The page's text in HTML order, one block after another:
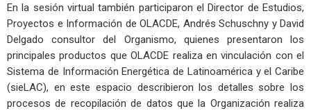
En la sesión virtual también participaron el Director de Estudios,
Proyectos e Información de OLACDE, Andrés Schuschny y David
Delgado consultor del Organismo, quienes presentaron los
principales productos que OLACDE realiza en vinculación con el
Sistema de Información Energética de Latinoamérica y el Caribe
(sieLAC), en este espacio describieron los detalles sobre los
procesos de recopilación de datos que la Organización realiza